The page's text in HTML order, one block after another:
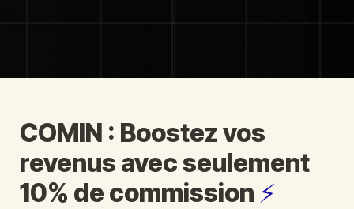
COMIN : Boostez vos
revenus avec seulement
10% de commission ⚡